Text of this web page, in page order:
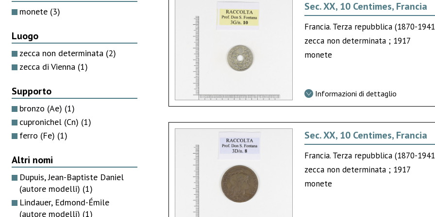
monete (3)
Luogo
zecca non determinata (2)
zecca di Vienna (1)
Supporto
bronzo (Ae) (1)
cupronichel (Cn) (1)
ferro (Fe) (1)
Altri nomi
Dupuis, Jean-Baptiste Daniel
(autore modelli) (1)
Lindauer, Edmond-Émile
(autore modelli) (1)
Sec. XX, 10 Centimes, Francia
Francia. Terza repubblica (1870-
zecca non determinata ; 1917
monete
Informazioni di dettaglio
Sec. XX, 10 Centimes, Francia
Francia. Terza repubblica (1870-
zecca non determinata ; 1917
monete